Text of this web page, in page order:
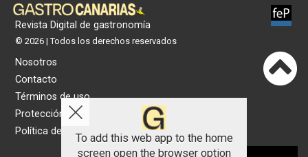
Revista Digital de gastronomía
© 2026 | Todos los derechos reservados
Nosotros
Contacto
Términos de uso
Protección de datos
Política de cookies
To add this web app to the home
screen open the browser option